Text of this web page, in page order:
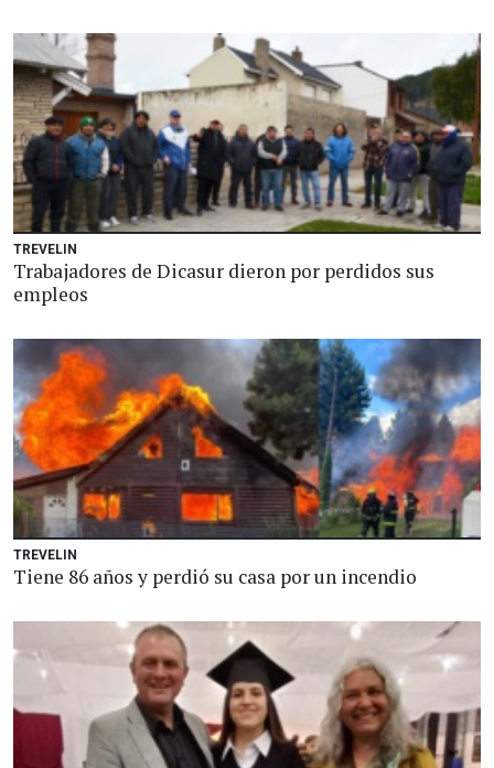
TREVELIN
Trabajadores de Dicasur dieron por perdidos sus
empleos
TREVELIN
Tiene 86 años y perdió su casa por un incendio